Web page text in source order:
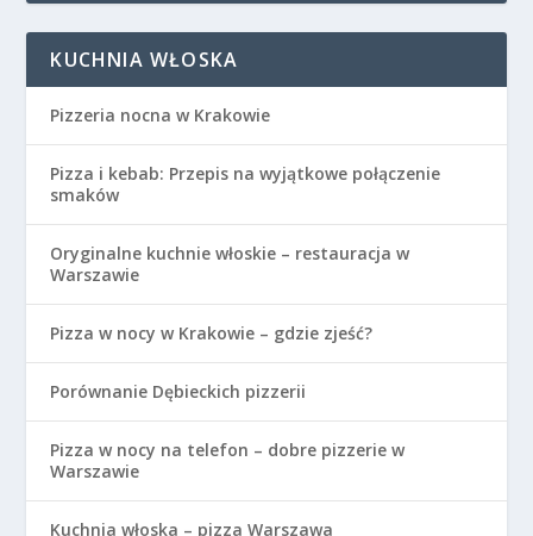
KUCHNIA WŁOSKA
Pizzeria nocna w Krakowie
Pizza i kebab: Przepis na wyjątkowe połączenie
smaków
Oryginalne kuchnie włoskie – restauracja w
Warszawie
Pizza w nocy w Krakowie – gdzie zjeść?
Porównanie Dębieckich pizzerii
Pizza w nocy na telefon – dobre pizzerie w
Warszawie
Kuchnia włoska – pizza Warszawa